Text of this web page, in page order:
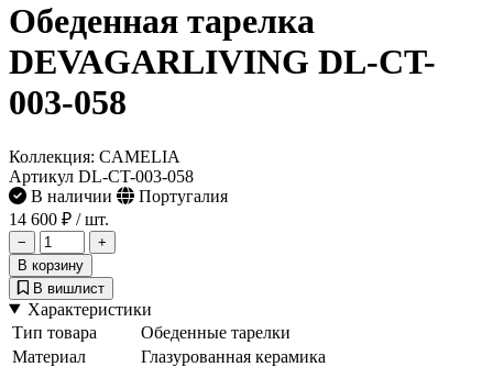
Обеденная тарелка
DEVAGARLIVING DL-CT-
003-058
Коллекция: CAMELIA
Артикул DL-CT-003-058
В наличии
Португалия
14 600 ₽ / шт.
−
+
В корзину
В вишлист
Характеристики
Тип товара
Обеденные тарелки
Материал
Глазурованная керамика